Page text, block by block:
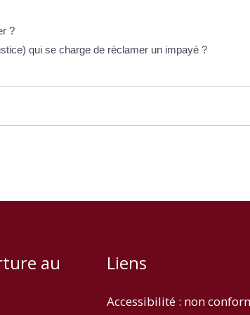
?
qui se charge de réclamer un impayé ?
au
Liens
Accessibilité : non